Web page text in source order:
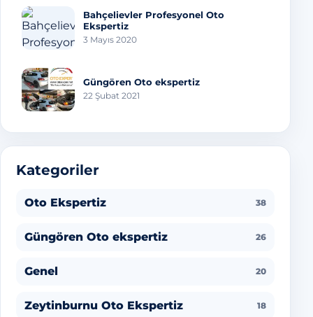
Bahçelievler Profesyonel Oto
Ekspertiz
3 Mayıs 2020
Güngören Oto ekspertiz
22 Şubat 2021
Kategoriler
Oto Ekspertiz 38
Güngören Oto ekspertiz 26
Genel 20
Zeytinburnu Oto Ekspertiz 18